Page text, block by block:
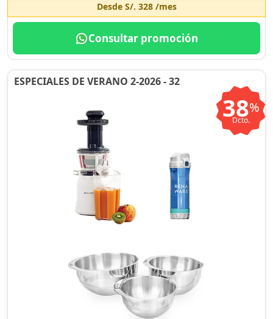
Desde S/. 328/mes
Consultar promoción
ESPECIALES DE VERANO 2-2026 - 32
38%
Dcto.